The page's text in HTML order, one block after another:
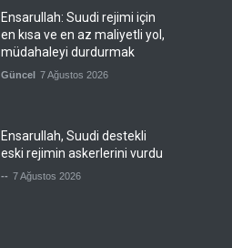
Ensarullah: Suudi rejimi için
en kısa ve en az maliyetli yol,
müdahaleyi durdurmak
Güncel 7 Ağustos 2026
Ensarullah, Suudi destekli
eski rejimin askerlerini vurdu
-- 7 Ağustos 2026